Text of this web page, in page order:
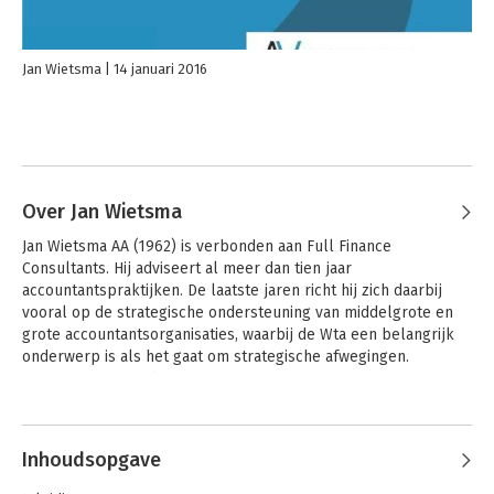
Jan Wietsma 14 januari 2016
Over Jan Wietsma
Jan Wietsma AA (1962) is verbonden aan Full Finance
Consultants. Hij adviseert al meer dan tien jaar
accountantspraktijken. De laatste jaren richt hij zich daarbij
vooral op de strategische ondersteuning van middelgrote en
grote accountantsorganisaties, waarbij de Wta een belangrijk
onderwerp is als het gaat om strategische afwegingen.
Inhoudsopgave